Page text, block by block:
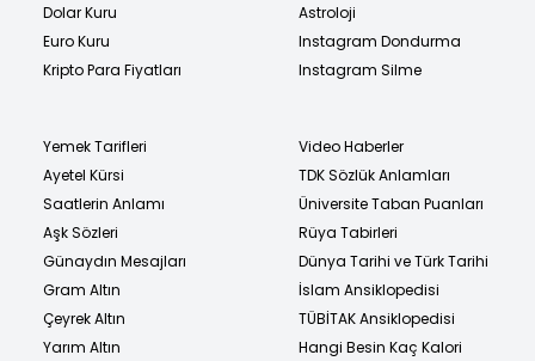
Dolar Kuru
Euro Kuru
Kripto Para Fiyatları
Astroloji
Instagram Dondurma
Instagram Silme
Yemek Tarifleri
Ayetel Kürsi
Saatlerin Anlamı
Aşk Sözleri
Günaydın Mesajları
Gram Altın
Çeyrek Altın
Yarım Altın
Video Haberler
TDK Sözlük Anlamları
Üniversite Taban Puanları
Rüya Tabirleri
Dünya Tarihi ve Türk Tarihi
İslam Ansiklopedisi
TÜBİTAK Ansiklopedisi
Hangi Besin Kaç Kalori